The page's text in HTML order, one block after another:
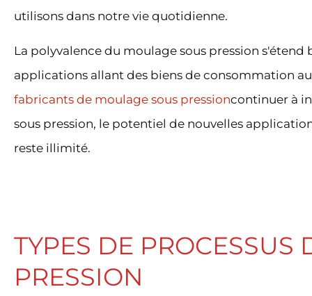
utilisons dans notre vie quotidienne.
La polyvalence du moulage sous pression s'étend
applications allant des biens de consommation
fabricants de moulage sous pressioncontinuer à
sous pression, le potentiel de nouvelles
reste illimité.
TYPES DE PROCESSUS
PRESSION